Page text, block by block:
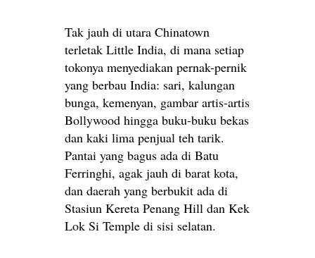
Tak jauh di utara Chinatown
terletak Little India, di mana setiap
tokonya menyediakan pernak-pernik
yang berbau India: sari, kalungan
bunga, kemenyan, gambar artis-artis
Bollywood hingga buku-buku bekas
dan kaki lima penjual teh tarik.
Pantai yang bagus ada di Batu
Ferringhi, agak jauh di barat kota,
dan daerah yang berbukit ada di
Stasiun Kereta Penang Hill dan Kek
Lok Si Temple di sisi selatan.